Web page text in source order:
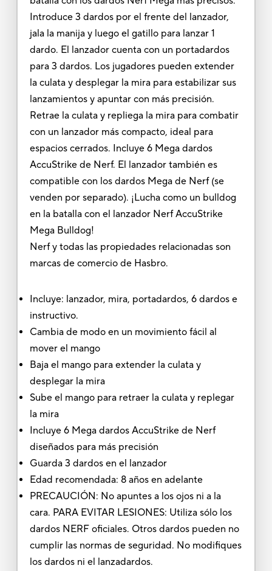
Introduce 3 dardos por el frente del lanzador,
jala la manija y luego el gatillo para lanzar 1
dardo. El lanzador cuenta con un portadardos
para 3 dardos. Los jugadores pueden extender
la culata y desplegar la mira para estabilizar sus
lanzamientos y apuntar con más precisión.
Retrae la culata y repliega la mira para combatir
con un lanzador más compacto, ideal para
espacios cerrados. Incluye 6 Mega dardos
AccuStrike de Nerf. El lanzador también es
compatible con los dardos Mega de Nerf (se
venden por separado). ¡Lucha como un bulldog
en la batalla con el lanzador Nerf AccuStrike
Mega Bulldog!
Nerf y todas las propiedades relacionadas son
marcas de comercio de Hasbro.
Incluye: lanzador, mira, portadardos, 6 dardos e
instructivo.
Cambia de modo en un movimiento fácil al
mover el mango
Baja el mango para extender la culata y
desplegar la mira
Sube el mango para retraer la culata y replegar
la mira
Incluye 6 Mega dardos AccuStrike de Nerf
diseñados para más precisión
Guarda 3 dardos en el lanzador
Edad recomendada: 8 años en adelante
PRECAUCIÓN: No apuntes a los ojos ni a la
cara. PARA EVITAR LESIONES: Utiliza sólo los
dardos NERF oficiales. Otros dardos pueden no
cumplir las normas de seguridad. No modifiques
los dardos ni el lanzadardos.